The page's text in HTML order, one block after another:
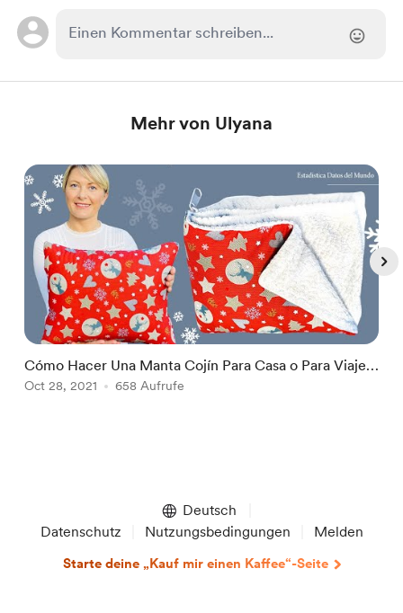
Mehr von Ulyana
Cómo Hacer Una Manta Cojín Para Casa o Para Viaje
Con Un Truco De Costura / Para Vender o
Oct 28, 2021 658 Aufrufe
Deutsch
Datenschutz
Nutzungsbedingungen Melden
Starte deine „Kauf mir einen Kaffee“-Seite